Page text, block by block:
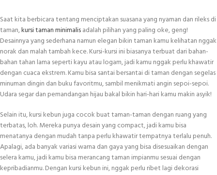
Saat kita berbicara tentang menciptakan suasana yang nyaman dan rileks di
taman,kursi taman minimalisadalah pilihan yang paling oke, geng!
Desainnya yang sederhana namun elegan bikin taman kamu kelihatan nggak
norak dan malah tambah kece. Kursi-kursi ini biasanya terbuat dari bahan-
bahan tahan lama seperti kayu atau logam, jadi kamu nggak perlu khawatir
dengan cuaca ekstrem. Kamu bisa santai bersantai di taman dengan segelas
minuman dingin dan buku favoritmu, sambil menikmati angin sepoi-sepoi.
Udara segar dan pemandangan hijau bakal bikin hari-hari kamu makin asyik!
Selain itu, kursi kebun juga cocok buat taman-taman dengan ruang yang
terbatas, loh. Mereka punya desain yang compact, jadi kamu bisa
menatanya dengan mudah tanpa perlu khawatir tempatnya terlalu penuh.
Apalagi, ada banyak variasi warna dan gaya yang bisa disesuaikan dengan
selera kamu, jadi kamu bisa merancang taman impianmu sesuai dengan
kepribadianmu. Dengan kursi kebun ini, nggak perlu ribet lagi dekorasi